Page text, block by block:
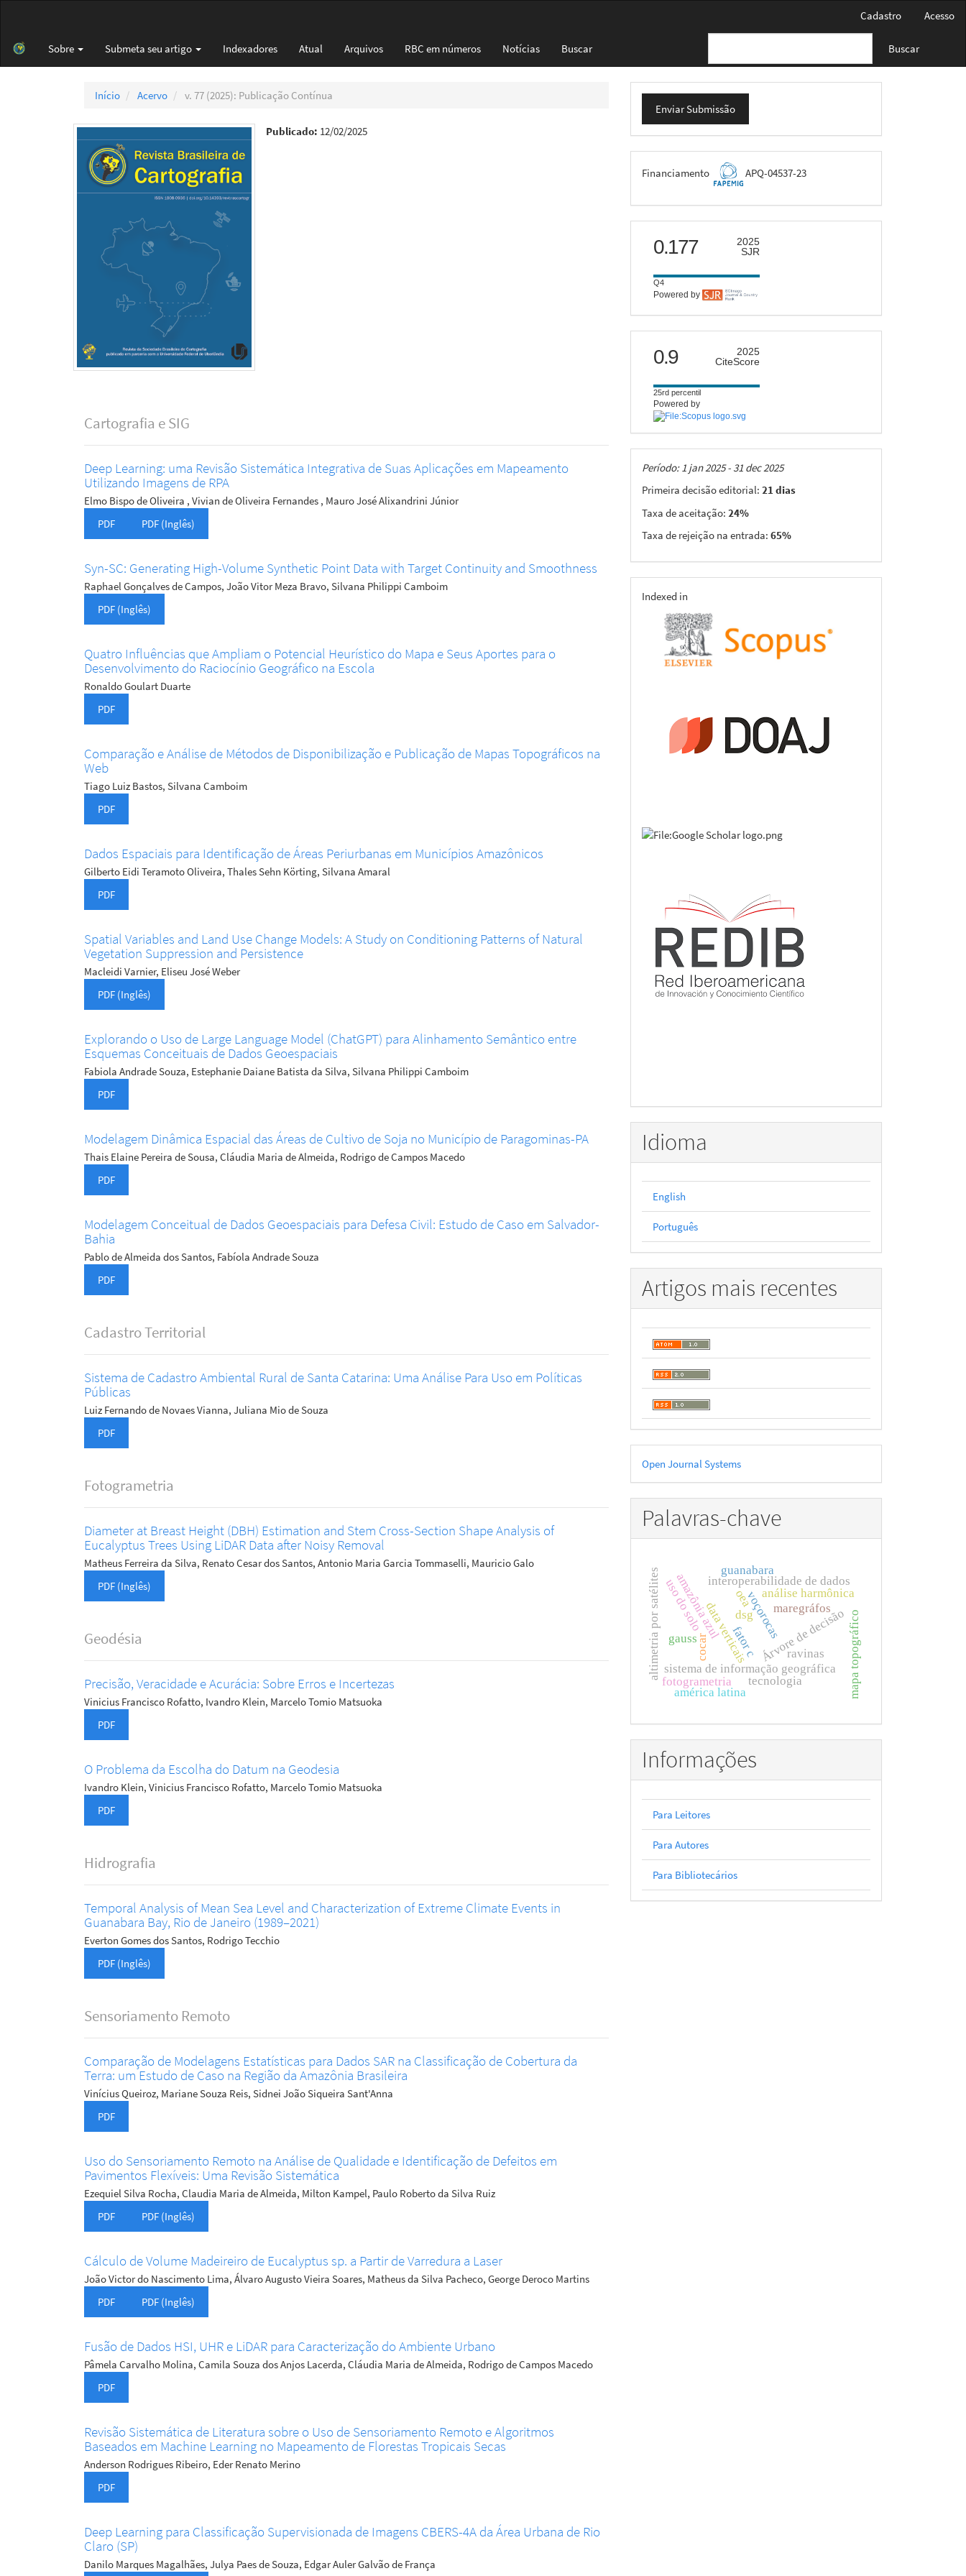
principal
Barra
Cadastro Acesso
Sobre Submeta seu artigo Indexadores Atual Arquivos RBC em números Notícias Buscar Buscar
Início Acervo v. 77 (2025): Publicação Contínua
Publicado: 12/02/2025
Cartografia e SIG
Deep Learning: uma Revisão Sistemática Integrativa de Suas Aplicações em Mapeamento
Utilizando Imagens de RPA
Elmo Bispo de Oliveira , Vivian de Oliveira Fernandes , Mauro José Alixandrini Júnior
PDF
PDF (Inglês)
Syn-SC: Generating High-Volume Synthetic Point Data with Target Continuity and Smoothness
Raphael Gonçalves de Campos, João Vitor Meza Bravo, Silvana Philippi Camboim
PDF (Inglês)
Quatro Influências que Ampliam o Potencial Heurístico do Mapa e Seus Aportes para o
Desenvolvimento do Raciocínio Geográfico na Escola
Ronaldo Goulart Duarte
PDF
Comparação e Análise de Métodos de Disponibilização e Publicação de Mapas Topográficos na
Web
Tiago Luiz Bastos, Silvana Camboim
PDF
Dados Espaciais para Identificação de Áreas Periurbanas em Municípios Amazônicos
Gilberto Eidi Teramoto Oliveira, Thales Sehn Körting, Silvana Amaral
PDF
Spatial Variables and Land Use Change Models: A Study on Conditioning Patterns of Natural
Vegetation Suppression and Persistence
Macleidi Varnier, Eliseu José Weber
PDF (Inglês)
Explorando o Uso de Large Language Model (ChatGPT) para Alinhamento Semântico entre
Esquemas Conceituais de Dados Geoespaciais
Fabiola Andrade Souza, Estephanie Daiane Batista da Silva, Silvana Philippi Camboim
PDF
Modelagem Dinâmica Espacial das Áreas de Cultivo de Soja no Município de Paragominas-PA
Thais Elaine Pereira de Sousa, Cláudia Maria de Almeida, Rodrigo de Campos Macedo
PDF
Modelagem Conceitual de Dados Geoespaciais para Defesa Civil: Estudo de Caso em Salvador-
Bahia
Pablo de Almeida dos Santos, Fabíola Andrade Souza
PDF
Cadastro Territorial
Sistema de Cadastro Ambiental Rural de Santa Catarina: Uma Análise Para Uso em Políticas
Públicas
Luiz Fernando de Novaes Vianna, Juliana Mio de Souza
PDF
Fotogrametria
Diameter at Breast Height (DBH) Estimation and Stem Cross-Section Shape Analysis of
Eucalyptus Trees Using LiDAR Data after Noisy Removal
Matheus Ferreira da Silva, Renato Cesar dos Santos, Antonio Maria Garcia Tommaselli, Mauricio Galo
PDF (Inglês)
Geodésia
Precisão, Veracidade e Acurácia: Sobre Erros e Incertezas
Vinicius Francisco Rofatto, Ivandro Klein, Marcelo Tomio Matsuoka
PDF
O Problema da Escolha do Datum na Geodesia
Ivandro Klein, Vinicius Francisco Rofatto, Marcelo Tomio Matsuoka
PDF
Hidrografia
Temporal Analysis of Mean Sea Level and Characterization of Extreme Climate Events in
Guanabara Bay, Rio de Janeiro (1989–2021)
Everton Gomes dos Santos, Rodrigo Tecchio
PDF (Inglês)
Sensoriamento Remoto
Comparação de Modelagens Estatísticas para Dados SAR na Classificação de Cobertura da
Terra: um Estudo de Caso na Região da Amazônia Brasileira
Vinícius Queiroz, Mariane Souza Reis, Sidnei João Siqueira Sant'Anna
PDF
Uso do Sensoriamento Remoto na Análise de Qualidade e Identificação de Defeitos em
Pavimentos Flexíveis: Uma Revisão Sistemática
Ezequiel Silva Rocha, Claudia Maria de Almeida, Milton Kampel, Paulo Roberto da Silva Ruiz
PDF
PDF (Inglês)
Cálculo de Volume Madeireiro de Eucalyptus sp. a Partir de Varredura a Laser
João Victor do Nascimento Lima, Álvaro Augusto Vieira Soares, Matheus da Silva Pacheco, George Deroco Martins
PDF
PDF (Inglês)
Fusão de Dados HSI, UHR e LiDAR para Caracterização do Ambiente Urbano
Pâmela Carvalho Molina, Camila Souza dos Anjos Lacerda, Cláudia Maria de Almeida, Rodrigo de Campos Macedo
PDF
Revisão Sistemática de Literatura sobre o Uso de Sensoriamento Remoto e Algoritmos
Baseados em Machine Learning no Mapeamento de Florestas Tropicais Secas
Anderson Rodrigues Ribeiro, Eder Renato Merino
PDF
Deep Learning para Classificação Supervisionada de Imagens CBERS-4A da Área Urbana de Rio
Claro (SP)
Danilo Marques Magalhães, Julya Paes de Souza, Edgar Auler Galvão de França
Enviar
Submissão
Enviar Submissão
FAPEMIG
Financiamento APQ-04537-23
scimago
0.177
2025
SJR
Q4
Powered by
citescore
0.9
2025
CiteScore
25rd percentil
Powered by
Taxas
Período: 1 jan 2025 - 31 dec 2025
Primeira decisão editorial: 21 dias
Taxa de aceitação: 24%
Taxa de rejeição na entrada: 65%
indexing
Indexed in
Idioma
English
Português
Artigos mais recentes
Desenvolvido
por
Open Journal Systems
Palavras-chave
data verticais
amazônia azul voçorocas
ravinas
uso do solo
sistema de informação geográfica
Árvore de decisão
altimetria por satélites interoperabilidade de dados
mapa topográfico
análise harmônica
maregráfos
fotogrametria
cocar
dsg
fator c
gauss
tecnologia
américa latina
oea
guanabara
Informações
Para Leitores
Para Autores
Para Bibliotecários